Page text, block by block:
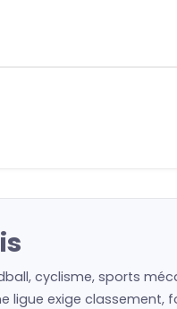
cyclisme, sports
ligue exige classement,